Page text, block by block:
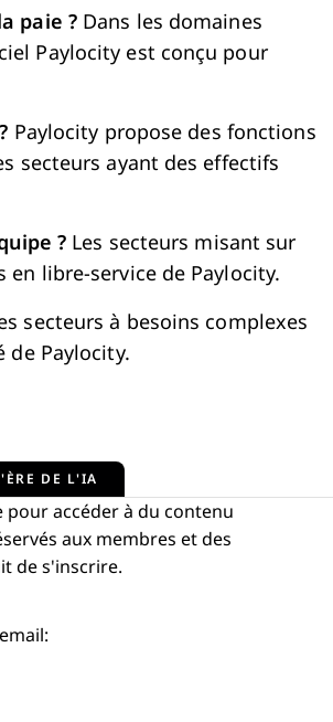
paie ?Dans les domaines
Paylocity est conçu pour
Paylocity propose des fonctions
secteurs ayant des effectifs
? Les secteurs misant sur
en libre-service de Paylocity.
secteurs à besoins complexes
de Paylocity.
DE L'IA
pour accéder à du contenu
aux membres et des
de s'inscrire.